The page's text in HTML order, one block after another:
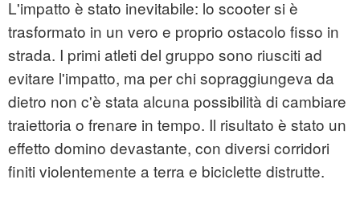
L'impatto è stato inevitabile: lo scooter si è
trasformato in un vero e proprio ostacolo fisso in
strada. I primi atleti del gruppo sono riusciti ad
evitare l'impatto, ma per chi sopraggiungeva da
dietro non c'è stata alcuna possibilità di cambiare
traiettoria o frenare in tempo. Il risultato è stato un
effetto domino devastante, con diversi corridori
finiti violentemente a terra e biciclette distrutte.